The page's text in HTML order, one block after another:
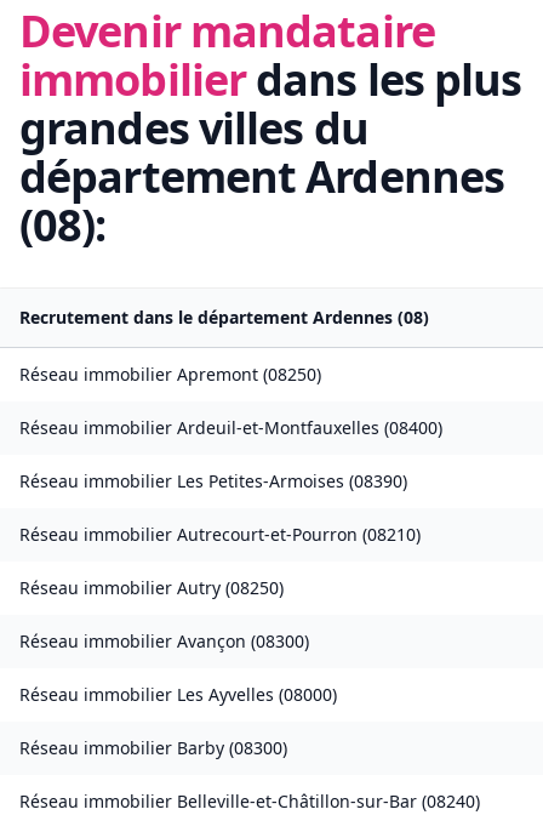
Devenir mandataire
immobilierdans les plus
grandes villes du
départementArdennes
(08):
Recrutement dans le département Ardennes (08)
Réseau immobilier Apremont (08250)
Réseau immobilier Ardeuil-et-Montfauxelles (08400)
Réseau immobilier Les Petites-Armoises (08390)
Réseau immobilier Autrecourt-et-Pourron (08210)
Réseau immobilier Autry (08250)
Réseau immobilier Avançon (08300)
Réseau immobilier Les Ayvelles (08000)
Réseau immobilier Barby (08300)
Réseau immobilier Belleville-et-Châtillon-sur-Bar (08240)